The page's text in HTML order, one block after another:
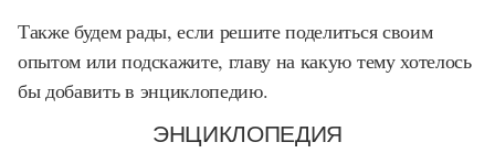
Также будем рады, если решите поделиться своим
опытом или подскажите, главу на какую тему хотелось
бы добавить в энциклопедию.
ЭНЦИКЛОПЕДИЯ